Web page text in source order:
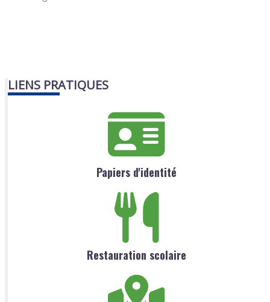
LIENS PRATIQUES
Papiers d'identité
Restauration scolaire